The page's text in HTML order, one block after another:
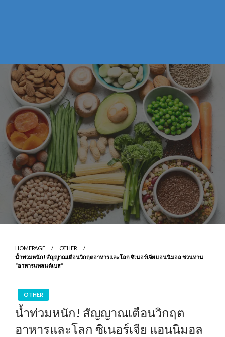
HOMEPAGE
OTHER
น้ำท่วมหนัก! สัญญาณเตือนวิกฤตอาหารและโลก ซิเนอร์เจีย แอนนิมอล ชวนทาน
“อาหารแพลนต์เบส”
OTHER
น้ำท่วมหนัก! สัญญาณเตือนวิกฤต
อาหารและโลก ซิเนอร์เจีย แอนนิมอล